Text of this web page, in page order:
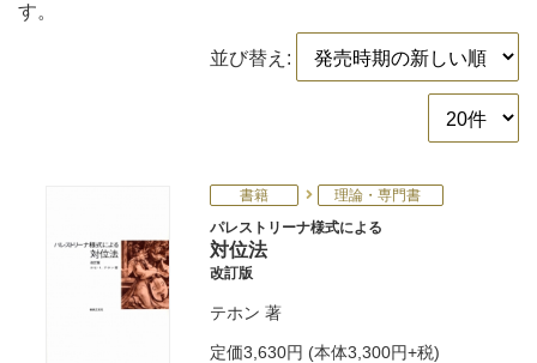
す。
並び替え:
書籍
理論・専門書
パレストリーナ様式による
対位法
改訂版
テホン 著
定価3,630円 (本体3,300円+税)